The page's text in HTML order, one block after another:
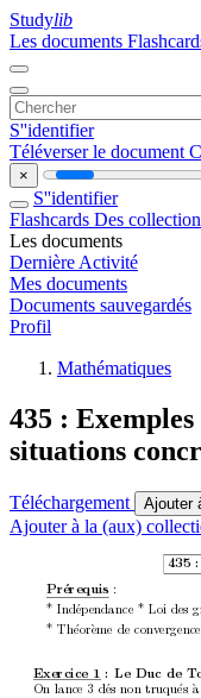
Studylib
Les documents
S''identifier
Téléverser le document
×
S''identifier
Flashcards Des
Les documents
Dernière Activité
Mes documents
Documents sauvegardés
Profil
Mathématiques
435 :
situations
Téléchargement Ajouter
Ajouter à la (aux)
435
Pr´
erequis :
* Ind´
ependance * Loi des
* Th´
eor`
eme de conv
Exercice 1 : Le Duc de T
On lance 3 d´
es non truqu´
es `